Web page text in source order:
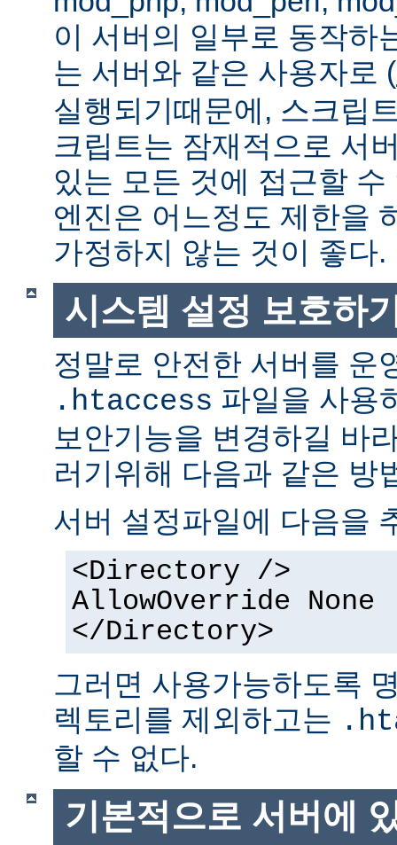
이 서버의 일부로 동작하
는 서버와 같은 사용자로 (
실행되기때문에, 스크립
크립트는 잠재적으로 서
있는 모든 것에 접근할
엔진은 어느정도 제한을
가정하지 않는 것이 좋다.
시스템 설정 보호하
정말로 안전한 서버를 운
.htaccess 파일을 사용
보안기능을 변경하길 바
러기위해 다음과 같은 방
서버 설정파일에 다음을
<Directory />
AllowOverride None
</Directory>
그러면 사용가능하도록
렉토리를 제외하고는
할 수 없다.
기본적으로 서버에